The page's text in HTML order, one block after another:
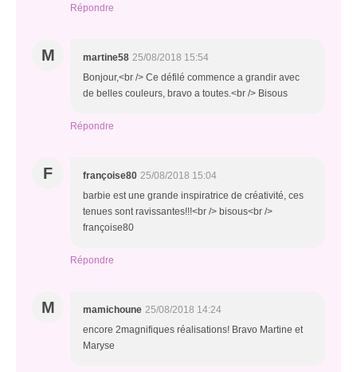
Répondre
M martine58 25/08/2018 15:54
Bonjour,<br /> Ce défilé commence a grandir avec
de belles couleurs, bravo a toutes.<br /> Bisous
Répondre
F françoise80 25/08/2018 15:04
barbie est une grande inspiratrice de créativité, ces
tenues sont ravissantes!!!<br /> bisous<br />
françoise80
Répondre
M mamichoune 25/08/2018 14:24
encore 2magnifiques réalisations! Bravo Martine et
Maryse